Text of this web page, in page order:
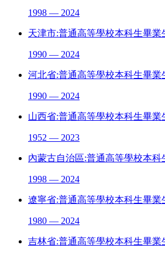
1998 — 2024
天津市:普通高等學校本科生畢業
1990 — 2024
河北省:普通高等學校本科生畢業
1990 — 2024
山西省:普通高等學校本科生畢業
1952 — 2023
內蒙古自治區:普通高等學校本科
1998 — 2024
遼寧省:普通高等學校本科生畢業
1980 — 2024
吉林省:普通高等學校本科生畢業